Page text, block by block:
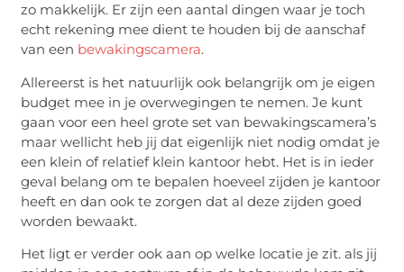
zo makkelijk. Er zijn een aantal dingen waar je toch
echt rekening mee dient te houden bij de aanschaf
van een bewakingscamera.
Allereerst is het natuurlijk ook belangrijk om je eigen
budget mee in je overwegingen te nemen. Je kunt
gaan voor een heel grote set van bewakingscamera’s
maar wellicht heb jij dat eigenlijk niet nodig omdat je
een klein of relatief klein kantoor hebt. Het is in ieder
geval belang om te bepalen hoeveel zijden je kantoor
heeft en dan ook te zorgen dat al deze zijden goed
worden bewaakt.
Het ligt er verder ook aan op welke locatie je zit. als jij